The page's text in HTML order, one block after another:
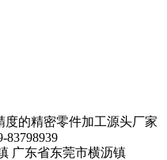
的精密零件加工源头厂家
83798939
广东省东莞市横沥镇